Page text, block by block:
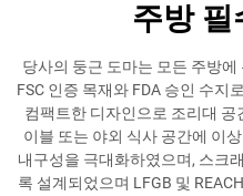
주방 필
당사의 둥근 도마는 모든 주방
FSC 인증 목재와 FDA 승인 수지
컴팩트한 디자인으로 조리대 공
이블 또는 야외 식사 공간에 이
내구성을 극대화하였으며, 스크
록 설계되었으며 LFGB 및